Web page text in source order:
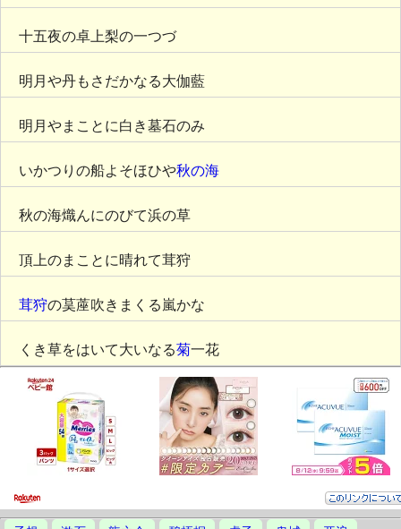
十五夜の卓上梨の一つづゝ
明月や丹もさだかなる大伽藍
明月やまことに白き墓石のみ
いかつりの船よそほひや秋の海
秋の海熾んにのびて浜の草
頂上のまことに晴れて茸狩
茸狩の茣蓙吹きまくる嵐かな
くき草をはいて大いなる菊一花